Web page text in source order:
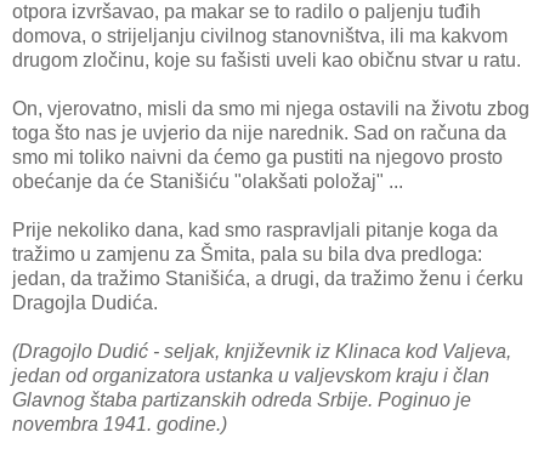
otpora izvršavao, pa makar se to radilo o paljenju tuđih
domova, o strijeljanju civilnog stanovništva, ili ma kakvom
drugom zločinu, koje su fašisti uveli kao običnu stvar u ratu.
On, vjerovatno, misli da smo mi njega ostavili na životu zbog
toga što nas je uvjerio da nije narednik. Sad on računa da
smo mi toliko naivni da ćemo ga pustiti na njegovo prosto
obećanje da će Stanišiću "olakšati položaj" ...
Prije nekoliko dana, kad smo raspravljali pitanje koga da
tražimo u zamjenu za Šmita, pala su bila dva predloga:
jedan, da tražimo Stanišića, a drugi, da tražimo ženu i ćerku
Dragojla Dudića.
(Dragojlo Dudić - seljak, književnik iz Klinaca kod Valjeva,
jedan od organizatora ustanka u valjevskom kraju i član
Glavnog štaba partizanskih odreda Srbije. Poginuo je
novembra 1941. godine.)